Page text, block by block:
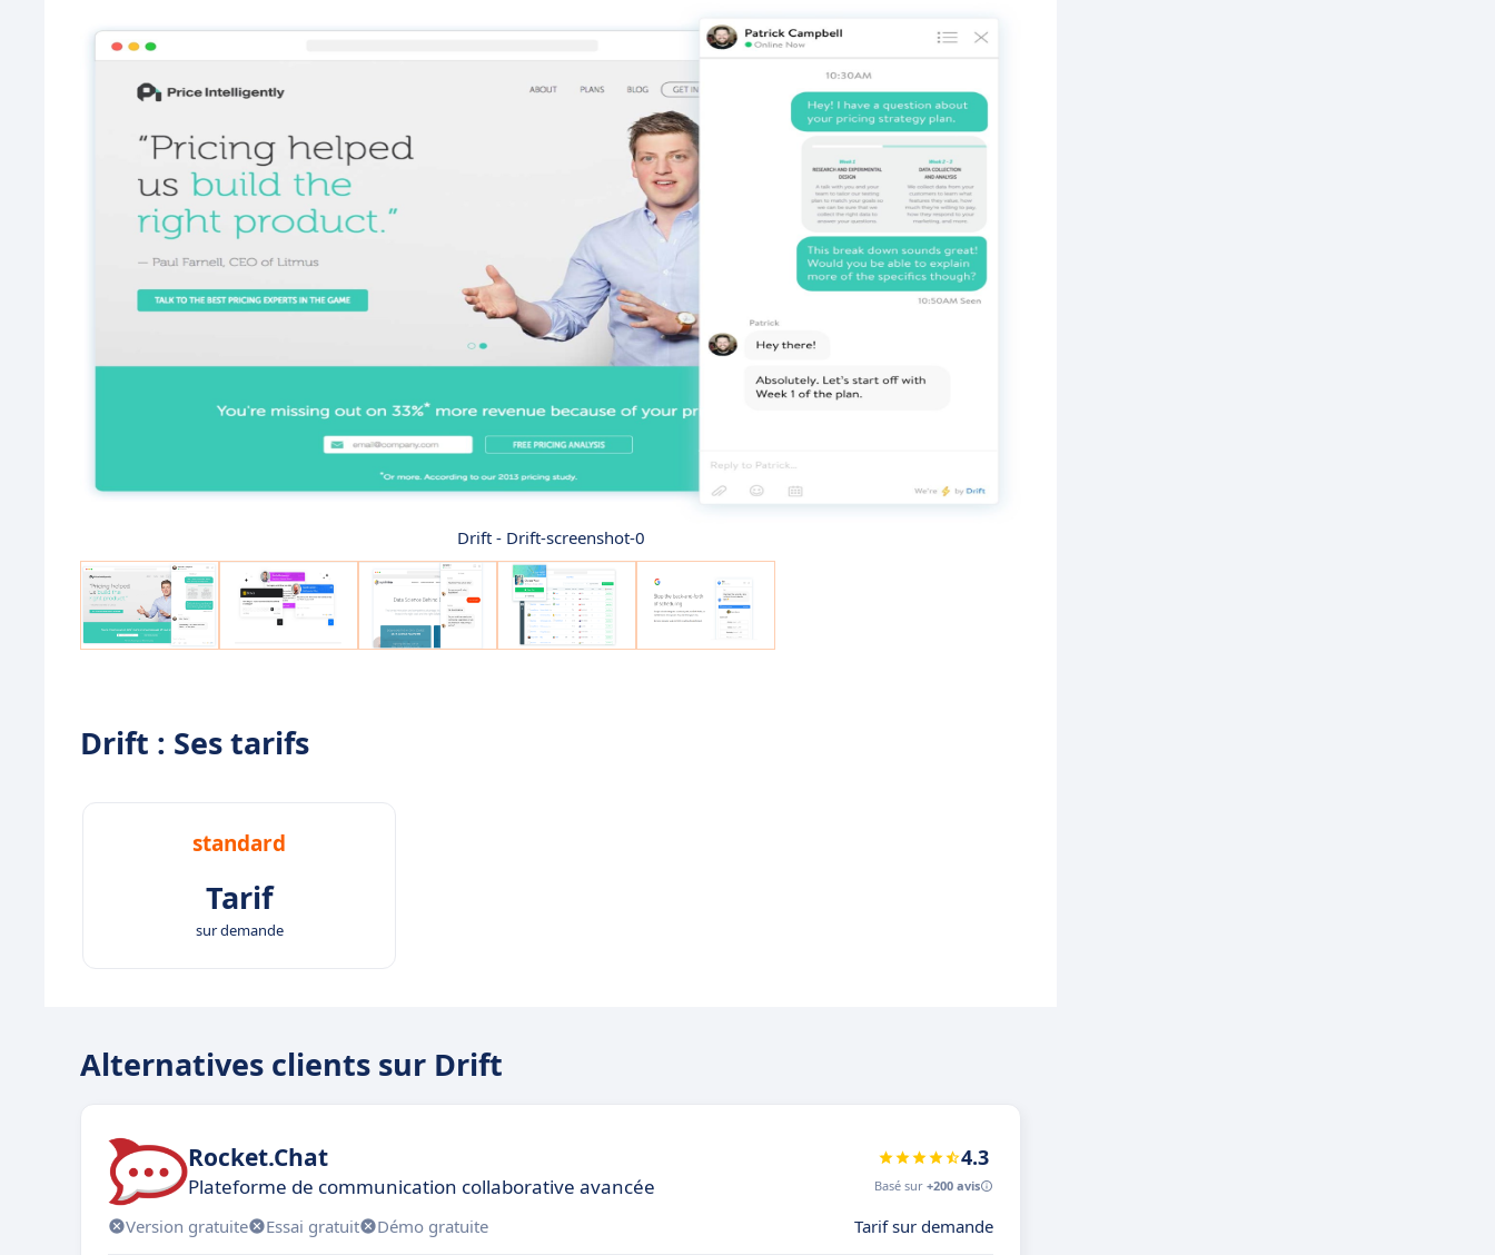
Drift - Drift-screenshot-0
Drift : Ses tarifs
standard
Tarif
sur demande
Alternatives clients sur Drift
Rocket.Chat
Plateforme de communication collaborative avancée
4.3
Basé sur +200 avis
Version gratuite Essai gratuit Démo gratuite Tarif sur demande